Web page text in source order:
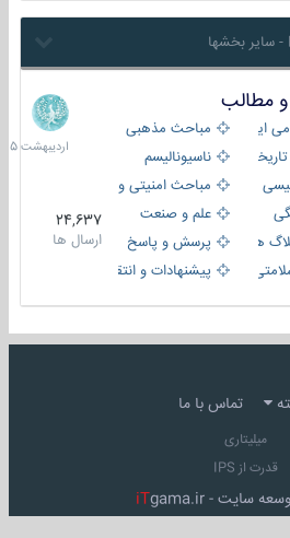
مباحث مذهبی
و مذهبیناسیونالیسم
مباحث امنیتی و اطلاعاتی
علم و صنعت
ها
پرسش و پاسخ
پیشنهادات و انتقادات
24,637
ارسال ها
8
1405
تماس با ما
میلیتاری
قدرت از IPS
سايت - iTgama.ir